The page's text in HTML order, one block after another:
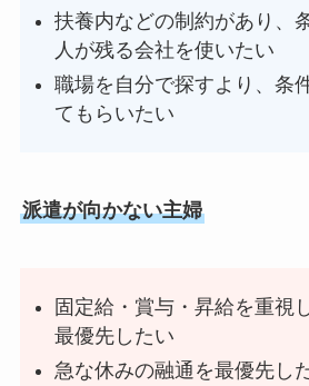
扶養内などの制約があり、
人が残る会社を使いたい
職場を自分で探すより、条
てもらいたい
派遣が向かない主婦
固定給・賞与・昇給を重視
最優先したい
急な休みの融通を最優先し